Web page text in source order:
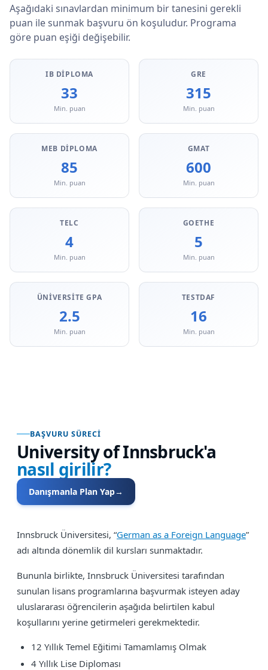
Aşağıdaki sınavlardan minimum bir tanesini gerekli
puan ile sunmak başvuru ön koşuludur. Programa
göre puan eşiği değişebilir.
IB DIPLOMA
33
Min. puan
GRE
315
Min. puan
MEB DIPLOMA
85
Min. puan
GMAT
600
Min. puan
TELC
4
Min. puan
GOETHE
5
Min. puan
ÜNIVERSITE GPA
2.5
Min. puan
TESTDAF
16
Min. puan
BAŞVURU SÜRECI
University of Innsbruck'a
nasıl girilir?
Danışmanla Plan Yap→
Innsbruck Üniversitesi, “German as a Foreign Language”
adı altında dönemlik dil kursları sunmaktadır.
Bununla birlikte, Innsbruck Üniversitesi tarafından
sunulan lisans programlarına başvurmak isteyen aday
uluslararası öğrencilerin aşağıda belirtilen kabul
koşullarını yerine getirmeleri gerekmektedir.
12 Yıllık Temel Eğitimi Tamamlamış Olmak
4 Yıllık Lise Diploması